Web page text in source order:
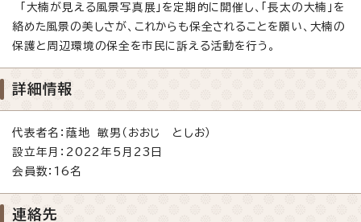
「大楠が見える風景写真展」を定期的に開催し、「長太の大楠」を
絡めた風景の美しさが、これからも保全されることを願い、大楠の
保護と周辺環境の保全を市民に訴える活動を行う。
詳細情報
代表者名：蔭地 敏男（おおじ としお）
設立年月：2022年5月23日
会員数：16名
連絡先